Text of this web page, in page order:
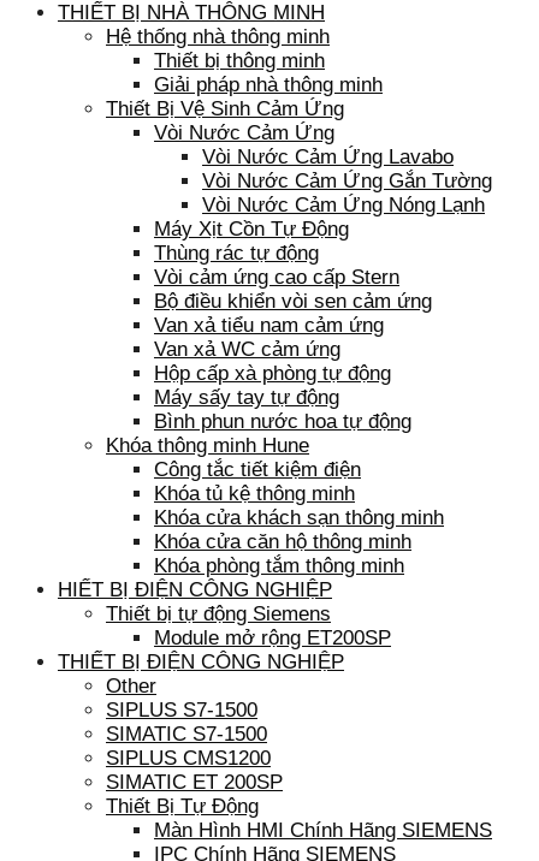
THIẾT BỊ NHÀ THÔNG MINH
Hệ thống nhà thông minh
Thiết bị thông minh
Giải pháp nhà thông minh
Thiết Bị Vệ Sinh Cảm Ứng
Vòi Nước Cảm Ứng
Vòi Nước Cảm Ứng Lavabo
Vòi Nước Cảm Ứng Gắn Tường
Vòi Nước Cảm Ứng Nóng Lạnh
Máy Xịt Cồn Tự Động
Thùng rác tự động
Vòi cảm ứng cao cấp Stern
Bộ điều khiển vòi sen cảm ứng
Van xả tiểu nam cảm ứng
Van xả WC cảm ứng
Hộp cấp xà phòng tự động
Máy sấy tay tự động
Bình phun nước hoa tự động
Khóa thông minh Hune
Công tắc tiết kiệm điện
Khóa tủ kệ thông minh
Khóa cửa khách sạn thông minh
Khóa cửa căn hộ thông minh
Khóa phòng tắm thông minh
HIẾT BỊ ĐIỆN CÔNG NGHIỆP
Thiết bị tự động Siemens
Module mở rộng ET200SP
THIẾT BỊ ĐIỆN CÔNG NGHIỆP
Other
SIPLUS S7-1500
SIMATIC S7-1500
SIPLUS CMS1200
SIMATIC ET 200SP
Thiết Bị Tự Động
Màn Hình HMI Chính Hãng SIEMENS
IPC Chính Hãng SIEMENS